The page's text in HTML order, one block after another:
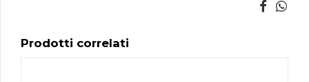
Prodotti correlati